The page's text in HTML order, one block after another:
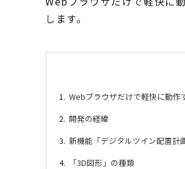
します。
Webブラウザだけで軽快に動作
開発の経緯
新機能「デジタルツイン配置計
「3D図形」の種類